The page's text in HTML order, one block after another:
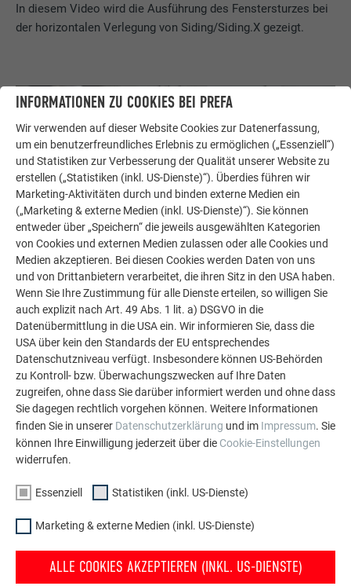
In diesem Video wird die Ausführung des Fenstersturzes bei
der horizontalen Verlegung von Siding/Siding.X gezeigt.
FENSTERSTURZ
VARIANTE 2
In diesem Video wird die Ausführung des Fenstersturzes bei
der horizontalen Verlegung von Siding/Siding.X gezeigt.
INFORMATIONEN ZU COOKIES BEI PREFA
Wir verwenden auf dieser Website Cookies zur Datenerfassung,
um ein benutzerfreundliches Erlebnis zu ermöglichen („Essenziell“)
und Statistiken zur Verbesserung der Qualität unserer Website zu
erstellen („Statistiken (inkl. US-Dienste)“). Überdies führen wir
Marketing-Aktivitäten durch und binden externe Medien ein
(„Marketing & externe Medien (inkl. US-Dienste)“). Sie können
entweder über „Speichern“ die jeweils ausgewählten Kategorien
von Cookies und externen Medien zulassen oder alle Cookies und
Medien akzeptieren. Bei diesen Cookies werden Daten von uns
und von Drittanbietern verarbeitet, die ihren Sitz in den USA haben.
Wenn Sie Ihre Zustimmung für alle Dienste erteilen, so willigen Sie
auch explizit nach Art. 49 Abs. 1 lit. a) DSGVO in die
Datenübermittlung in die USA ein. Wir informieren Sie, dass die
USA über kein den Standards der EU entsprechendes
Datenschutzniveau verfügt. Insbesondere können US-Behörden
zu Kontroll- bzw. Überwachungszwecken auf Ihre Daten
zugreifen, ohne dass Sie darüber informiert werden und ohne dass
Sie dagegen rechtlich vorgehen können. Weitere Informationen
finden Sie in unserer Datenschutzerklärung und im Impressum. Sie
können Ihre Einwilligung jederzeit über die Cookie-Einstellungen
widerrufen.
Essenziell Statistiken (inkl. US-Dienste)
Marketing & externe Medien (inkl. US-Dienste)
ALLE COOKIES AKZEPTIEREN (INKL. US-DIENSTE)